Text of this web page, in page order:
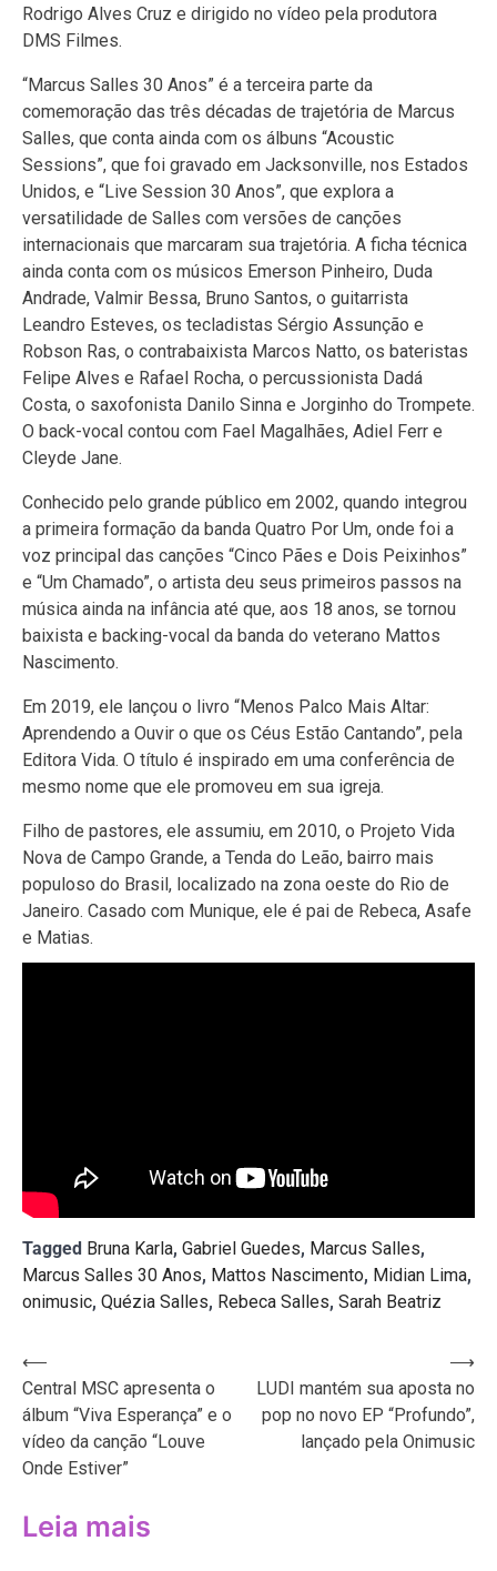
Rodrigo Alves Cruz e dirigido no vídeo pela produtora
DMS Filmes.
“Marcus Salles 30 Anos” é a terceira parte da
comemoração das três décadas de trajetória de Marcus
Salles, que conta ainda com os álbuns “Acoustic
Sessions”, que foi gravado em Jacksonville, nos Estados
Unidos, e “Live Session 30 Anos”, que explora a
versatilidade de Salles com versões de canções
internacionais que marcaram sua trajetória. A ficha técnica
ainda conta com os músicos Emerson Pinheiro, Duda
Andrade, Valmir Bessa, Bruno Santos, o guitarrista
Leandro Esteves, os tecladistas Sérgio Assunção e
Robson Ras, o contrabaixista Marcos Natto, os bateristas
Felipe Alves e Rafael Rocha, o percussionista Dadá
Costa, o saxofonista Danilo Sinna e Jorginho do Trompete.
O back-vocal contou com Fael Magalhães, Adiel Ferr e
Cleyde Jane.
Conhecido pelo grande público em 2002, quando integrou
a primeira formação da banda Quatro Por Um, onde foi a
voz principal das canções “Cinco Pães e Dois Peixinhos”
e “Um Chamado”, o artista deu seus primeiros passos na
música ainda na infância até que, aos 18 anos, se tornou
baixista e backing-vocal da banda do veterano Mattos
Nascimento.
Em 2019, ele lançou o livro “Menos Palco Mais Altar:
Aprendendo a Ouvir o que os Céus Estão Cantando”, pela
Editora Vida. O título é inspirado em uma conferência de
mesmo nome que ele promoveu em sua igreja.
Filho de pastores, ele assumiu, em 2010, o Projeto Vida
Nova de Campo Grande, a Tenda do Leão, bairro mais
populoso do Brasil, localizado na zona oeste do Rio de
Janeiro. Casado com Munique, ele é pai de Rebeca, Asafe
e Matias.
Tagged Bruna Karla, Gabriel Guedes, Marcus Salles,
Marcus Salles 30 Anos, Mattos Nascimento, Midian Lima,
onimusic, Quézia Salles, Rebeca Salles, Sarah Beatriz
Navegação
de
Post
⟵
Central MSC apresenta o
álbum “Viva Esperança” e o
vídeo da canção “Louve
Onde Estiver”
LUDI mantém sua aposta no
pop no novo EP “Profundo”,
lançado pela Onimusic
⟶
Leia mais